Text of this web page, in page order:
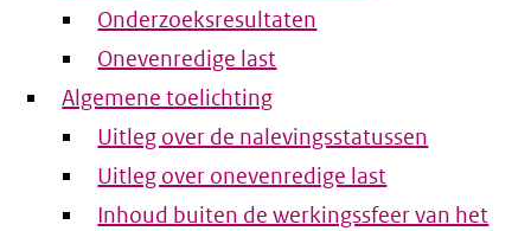
Onderzoeksresultaten
Onevenredige last
Algemene toelichting
Uitleg over de nalevingsstatussen
Uitleg over onevenredige last
Inhoud buiten de werkingssfeer van het